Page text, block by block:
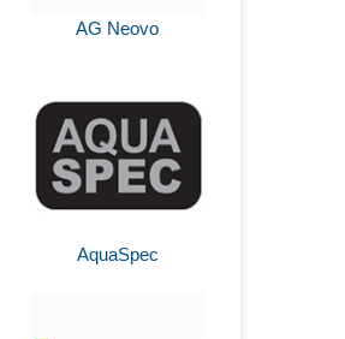
AG Neovo
AquaSpec